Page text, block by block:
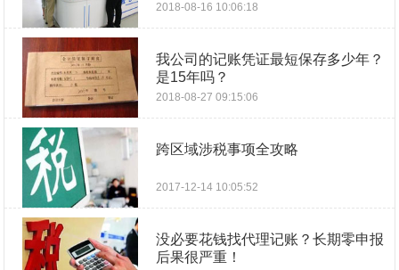
2018-08-16 10:06:18
我公司的记账凭证最短保存多少年？
是15年吗？
2018-08-27 09:15:06
跨区域涉税事项全攻略
2017-12-14 10:05:52
没必要花钱找代理记账？长期零申报
后果很严重！